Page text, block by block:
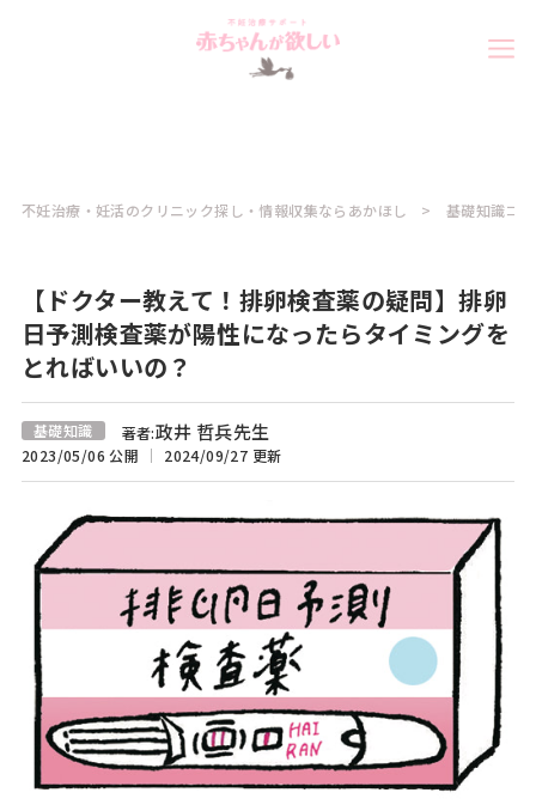
不妊治療・妊活のクリニック探し・情報収集ならあかほし 基礎知識コ
【ドクター教えて！排卵検査薬の疑問】排卵
日予測検査薬が陽性になったらタイミングを
とればいいの？
基礎知識 著者:政井 哲兵先生
2023/05/06 公開 2024/09/27 更新